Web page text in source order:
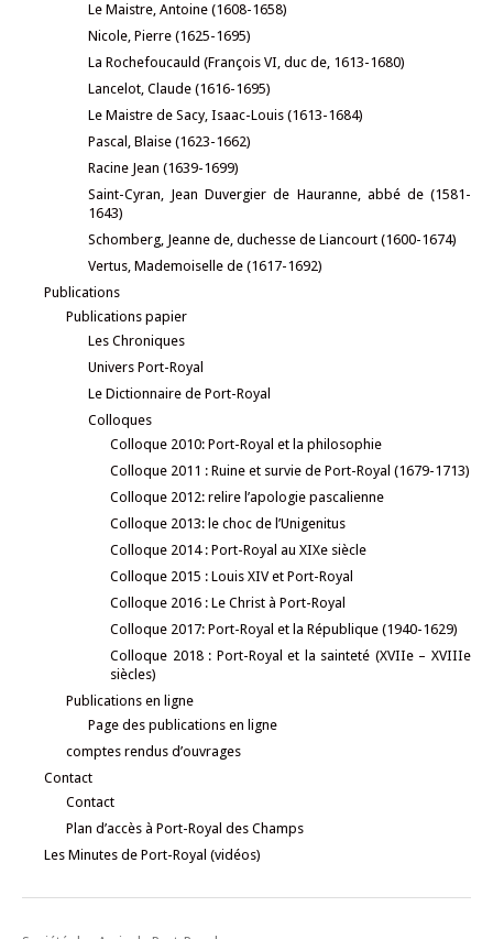
Le Maistre, Antoine (1608-1658)
Nicole, Pierre (1625-1695)
La Rochefoucauld (François VI, duc de, 1613-1680)
Lancelot, Claude (1616-1695)
Le Maistre de Sacy, Isaac-Louis (1613-1684)
Pascal, Blaise (1623-1662)
Racine Jean (1639-1699)
Saint-Cyran, Jean Duvergier de Hauranne, abbé de (1581-
1643)
Schomberg, Jeanne de, duchesse de Liancourt (1600-1674)
Vertus, Mademoiselle de (1617-1692)
Publications
Publications papier
Les Chroniques
Univers Port-Royal
Le Dictionnaire de Port-Royal
Colloques
Colloque 2010: Port-Royal et la philosophie
Colloque 2011 : Ruine et survie de Port-Royal (1679-1713)
Colloque 2012: relire l’apologie pascalienne
Colloque 2013: le choc de l’Unigenitus
Colloque 2014 : Port-Royal au XIXe siècle
Colloque 2015 : Louis XIV et Port-Royal
Colloque 2016 : Le Christ à Port-Royal
Colloque 2017: Port-Royal et la République (1940-1629)
Colloque 2018 : Port-Royal et la sainteté (XVIIe – XVIIIe
siècles)
Publications en ligne
Page des publications en ligne
comptes rendus d’ouvrages
Contact
Contact
Plan d’accès à Port-Royal des Champs
Les Minutes de Port-Royal (vidéos)